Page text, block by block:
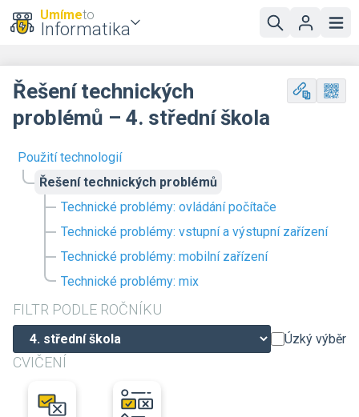
Umímeto
Informatika
Použití technologií
Řešení technických problémů
Technické problémy: ovládání počítače
Technické problémy: vstupní a výstupní zařízení
Technické problémy: mobilní zařízení
Technické problémy: mix
FILTR PODLE ROČNÍKU
Úzký výběr
CVIČENÍ
Řešení technických
problémů – 4. střední škola